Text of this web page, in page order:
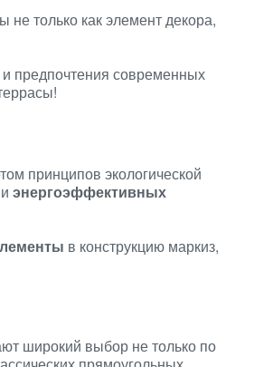
не только как элемент декора,
и предпочтения современных
принципов экологической
и энергоэффективных
в конструкцию маркиз,
широкий выбор не только по